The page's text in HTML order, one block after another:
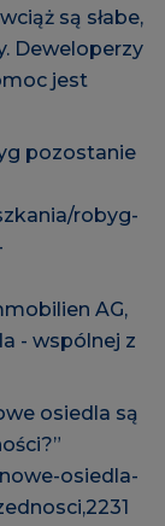
są słabe,
Deweloperzy
jest
pozostanie
robyg-
AG,
- wspólnej z
osiedla są
osiedla-